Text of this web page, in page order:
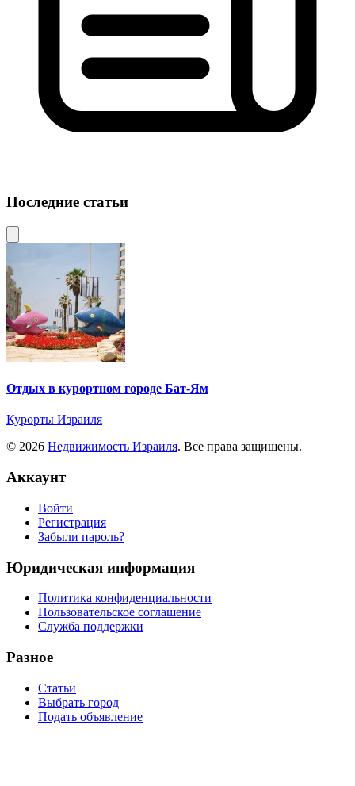
Последние статьи
Отдых в курортном городе Бат-Ям
Курорты Израиля
© 2026 Недвижимость Израиля. Все права защищены.
Аккаунт
Войти
Регистрация
Забыли пароль?
Юридическая информация
Политика конфиденциальности
Пользовательское соглашение
Служба поддержки
Разное
Статьи
Выбрать город
Подать объявление